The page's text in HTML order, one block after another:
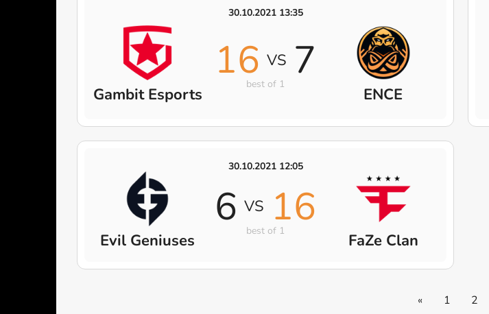
30.10.2021 13:35
Gambit Esports
16 VS 7
best of 1 ENCE
30.10.2021 12:05
Evil Geniuses
6 VS 16
best of 1 FaZe Clan
« 1 2